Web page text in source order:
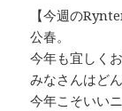
o
o
k
【今週の
公春。
今年も宜しく
みなさんはど
今年こそいい